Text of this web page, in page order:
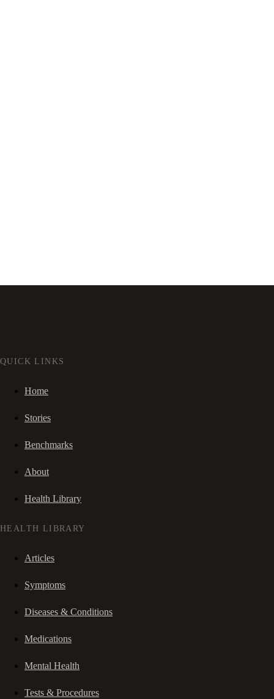
QUICK LINKS
Home
Stories
Benchmarks
About
Health Library
HEALTH LIBRARY
Articles
Symptoms
Diseases & Conditions
Medications
Mental Health
Tests & Procedures